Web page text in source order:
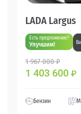
LADA Largus
Есть предложение?
Улучшим!
1 967 000 ₽
1 403 600 ₽
Бензин